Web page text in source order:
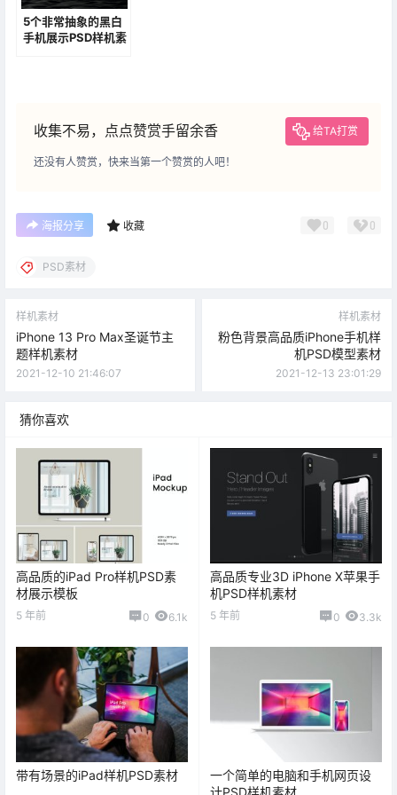
5个非常抽象的黑白
手机展示PSD样机素
收集不易，点点赞赏手留余香 给TA打赏
还没有人赞赏，快来当第一个赞赏的人吧！
海报分享 收藏 0 0
PSD素材
样机素材
iPhone 13 Pro Max圣诞节主
题样机素材
2021-12-10 21:46:07
样机素材
粉色背景高品质iPhone手机样
机PSD模型素材
2021-12-13 23:01:29
猜你喜欢
高品质的iPad Pro样机PSD素
材展示模板
5 年前 0 6.1k
高品质专业3D iPhone X苹果手
机PSD样机素材
5 年前 0 3.3k
带有场景的iPad样机PSD素材
一个简单的电脑和手机网页设